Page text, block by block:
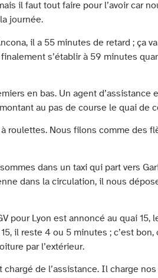
il faut tout faire pour l’avoir car
journée.
il a 55 minutes de retard ; ça
s’établir à 59 minutes
en bas. Un agent d’assistance
au pas de course le quai de
roulettes. Nous filons comme des
dans un taxi qui part vers
dans la circulation, il nous
pour Lyon est annoncé au quai
il reste 4 ou 5 minutes ; c’est bon,
par l’extérieur.
chargé de l’assistance. Il charge